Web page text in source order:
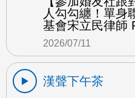
人勾勾纏！單身
基會宋立民律師
2026/07/11
漢聲下午茶